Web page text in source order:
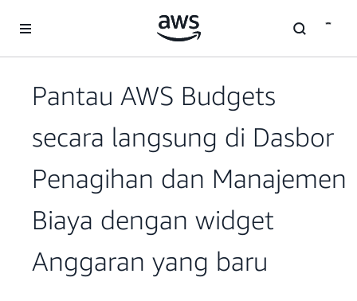
Pantau AWS Budgets
secara langsung di Dasbor
Penagihan dan Manajemen
Biaya dengan widget
Anggaran yang baru